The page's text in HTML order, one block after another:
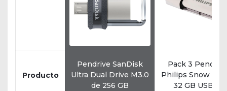
Producto
Pendrive SanDisk
Ultra Dual Drive M3.0
de 256 GB
Pack 3
Philips Snow
32 GB USB 2.0